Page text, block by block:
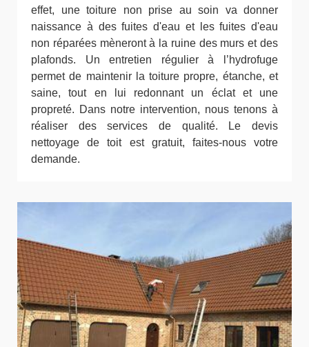
effet, une toiture non prise au soin va donner
naissance à des fuites d'eau et les fuites d'eau
non réparées mèneront à la ruine des murs et des
plafonds. Un entretien régulier à l’hydrofuge
permet de maintenir la toiture propre, étanche, et
saine, tout en lui redonnant un éclat et une
propreté. Dans notre intervention, nous tenons à
réaliser des services de qualité. Le devis
nettoyage de toit est gratuit, faites-nous votre
demande.